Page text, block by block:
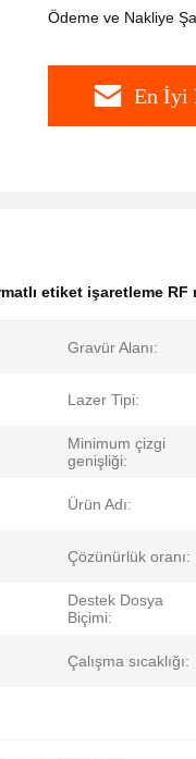
Ödeme ve Nakliye
En İyi
etiket işaretleme RF
Gravür Alanı:
Lazer Tipi:
Minimum çizgi
genişliği:
Ürün Adı:
Çözünürlük oranı:
Destek Dosya
Biçimi:
Çalışma sıcaklığı: